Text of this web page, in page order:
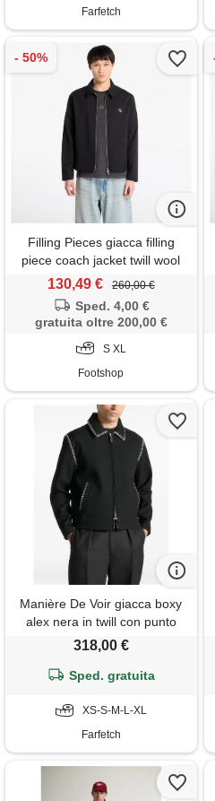
Farfetch
Filling Pieces giacca filling
piece coach jacket twill wool
black
130,49 € 260,00 €
Sped. 4,00 €
gratuita oltre 200,00 €
S XL
Footshop
Manière De Voir giacca boxy
alex nera in twill con punto
festone - nero
318,00 €
Sped. gratuita
XS-S-M-L-XL
Farfetch